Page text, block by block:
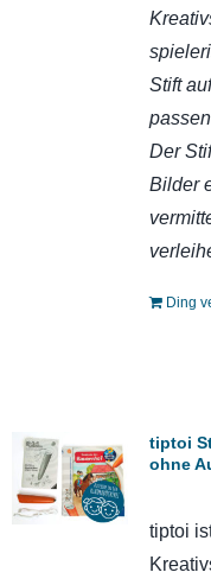
Stift
Der
Bilder
Ding
tiptoi
ohne
tiptoi